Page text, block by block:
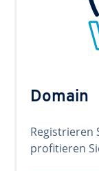
Domain
Registrieren
profitieren